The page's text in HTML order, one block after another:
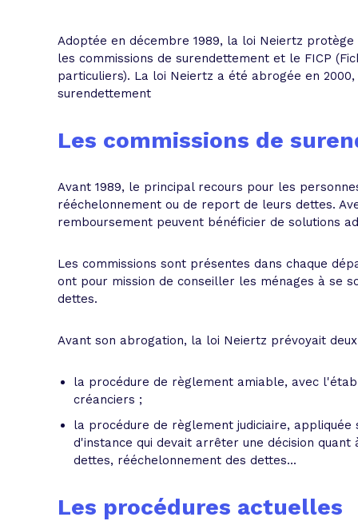
Tous
Trouvez votre prêt conso au
Bénéficiez de notre expertise en
Adoptée en décembre 1989, la loi Neiertz
les commissions de surendettement et le FICP
particuliers). La loi Neiertz a été abrogée en
surendettement
Les commissions de
Avant 1989, le principal recours pour les
rééchelonnement ou de report de leurs dettes.
remboursement peuvent bénéficier de solutions
Les commissions sont présentes dans chaque
ont pour mission de conseiller les ménages à se
dettes.
Avant son abrogation, la loi Neiertz prévoyait
la procédure de règlement amiable, avec
créanciers ;
la procédure de règlement judiciaire,
d'instance qui devait arrêter une décision
dettes, rééchelonnement des dettes...
Les procédures actuelles